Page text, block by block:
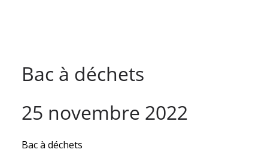
Bac à déchets
25 novembre 2022
Bac à déchets